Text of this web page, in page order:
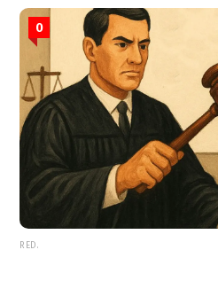
0
RED.